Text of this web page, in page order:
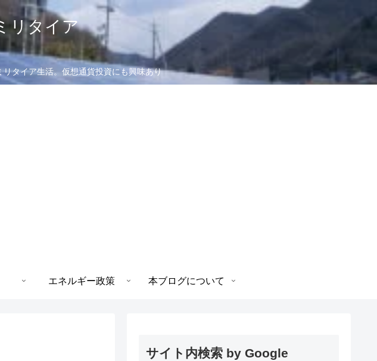
リタイア
タイア生活。仮想通貨投資にも興味あり
エネルギー政策 本ブログについて
サイト内検索 by Google